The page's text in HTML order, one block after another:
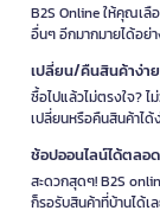
B2S Online ให้คุณเลื
อื่นๆ อีกมากมายได้อย่
เปลี่ยน/คืนสินค้าง่าย
ซื้อไปแล้วไม่ตรงใจ?
เปลี่ยนหรือคืนสินค้าได้
ช้อปออนไลน์ได้ตลอ
สะดวกสุดๆ! B2S
ก็รอรับสินค้าที่บ้านได้เ